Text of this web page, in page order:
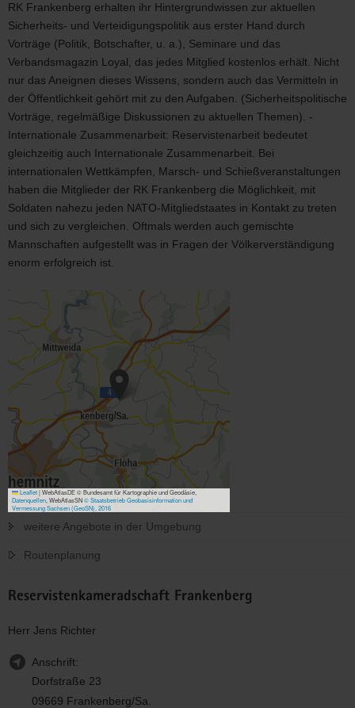
RK Frankenberg erhalten ihr Hintergrundwissen zur aktuellen
Sicherheits- und Verteidigungspolitik aus erster Hand durch
Vorträge (Politik, Botschafter, u. a.), Seminare und das
Verbandsmagazin Loyal, das jedes Mitglied kostenlos erhält. Nicht
nur das Aneignen dieses Wissens, sondern auch das Vermitteln in
der Öffentlichkeit gehört mit zu den Aufgaben. (Sicherheitspolitische
Vorträge, regelmäßige Diskussionen zu aktuellen Themen). -
Internationale Zusammenarbeit: Reservistenarbeit bedeutet
gleichzeitig auch Internationale Zusammenarbeit. Bei
internationalen Wettkämpfen, Marsch- und Schießveranstaltungen
haben die Mitglieder der RK Frankenberg die Möglichkeit, mit
Soldaten nahezu jeden NATO-Mitgliedstaates in Kontakt zu treten
und sich zu vergleichen. Oftmals werden auch gemischte
Mannschaften aufgestellt was in Fragen der Völkerverständigung
enorm erfolgreich ist.
Leaflet |WebAtlasDE © Bundesamt für Kartographie und Geodäsie,
Datenquellen , WebAtlasSN© Staatsbetrieb Geobasisinformation und
Vermessung Sachsen (GeoSN), 2016
weitere Angebote in der Umgebung
Routenplanung
Reservistenkameradschaft Frankenberg
Herr Jens Richter
Anschrift:
Dorfstraße 23
09669 Frankenberg/Sa.